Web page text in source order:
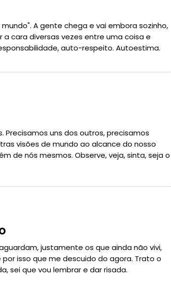
A gente chega e vai embora sozinho,
cara diversas vezes entre uma coisa e
auto-respeito. Autoestima.
Precisamos uns dos outros, precisamos
visões de mundo ao alcance do nosso
de nós mesmos. Observe, veja, sinta, seja o
justamente os que ainda não vivi,
isso que me descuido do agora. Trato o
sei que vou lembrar e dar risada.